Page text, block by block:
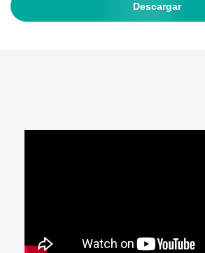
Descargar